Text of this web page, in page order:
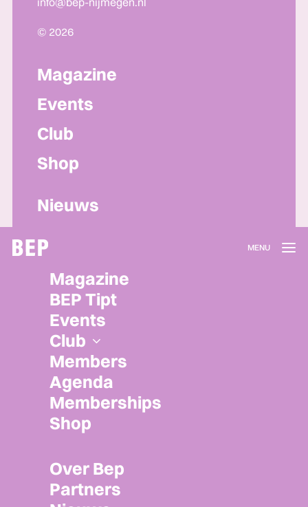
Magazine
BEP Tipt
Events
Club
Members
Agenda
Memberships
Shop
Over Bep
Partners
© 2026
Magazine
Events
Club
Shop
Nieuws
Lidmaatschap
Herroepen
Privacy policy
Algemene voorwaarden